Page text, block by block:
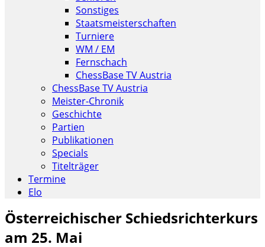
Sonstiges
Staatsmeisterschaften
Turniere
WM / EM
Fernschach
ChessBase TV Austria
ChessBase TV Austria
Meister-Chronik
Geschichte
Partien
Publikationen
Specials
Titelträger
Termine
Elo
Österreichischer Schiedsrichterkurs
am 25. Mai